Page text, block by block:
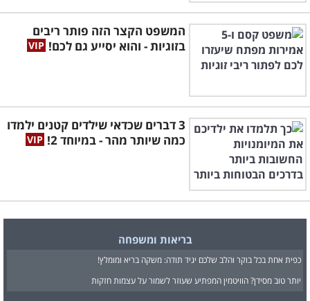
המשפט הקצר הזה פותר ריבים
בזוגיות - והוא יסייע גם לכם!
3 דברים שכדאי שילדים קטנים ילמדו
כמה שיותר מהר - במיוחד 2!
בריאות ומשפחה
כפית אחת בכל בוקר והלב שלכם יגיד תודה: משקה בריא ומומלץ!
יותר טוב מסידן? הוויטמין המפתיע שעוזר לשמור על עצמות חזקות